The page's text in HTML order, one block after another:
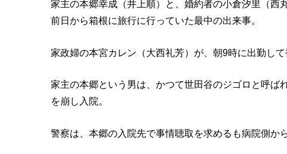
家主の本郷幸成（井上順）と、婚約者の小倉汐里（西
前日から箱根に旅行に行っていた最中の出来事。
家政婦の本宮カレン（大西礼芳）が、朝9時に出勤し
家主の本郷という男は、かつて世田谷のジゴロと呼ば
を崩し入院。
警察は、本郷の入院先で事情聴取を求めるも病院側か